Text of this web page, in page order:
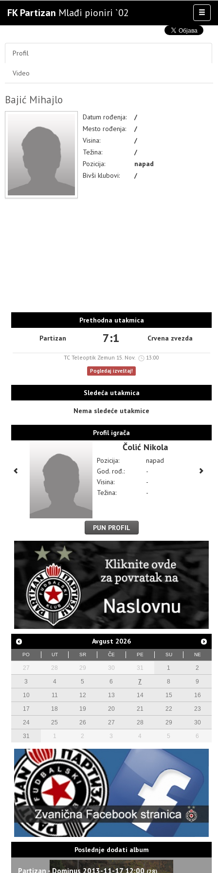
FK Partizan Mlađi pioniri `02
KLUB
MULTIMEDIJA
Profil
Video
Bajić Mihajlo
Datum rođenja:
/
Mesto rođenja:
/
Visina:
/
Težina:
/
Pozicija:
napad
Bivši klubovi:
/
Prethodna utakmica
Partizan 7:1 Crvena zvezda
TC Teleoptik Zemun 15. Nov. 13:00
Pogledaj izveštaj!
Sledeća utakmica
Nema sledeće utakmice
Profil igrača
Čolić Nikola
Pozicija:
napad
God. rođ.:
-
Visina:
-
Težina:
-
PUN PROFIL
Avgust 2026
PO UT SR ČE PE SU NE
27 28 29 30 31 1
2
3
4 5 6 7 8
9
10
11 12 13 14 15
16
17
18 19 20 21 22
23
24
25 26 27 28 29
30
31
1 2 3 4 5 6
Poslednje dodati album
Partizan - Dominus 2013-11-17 12:00 (28)